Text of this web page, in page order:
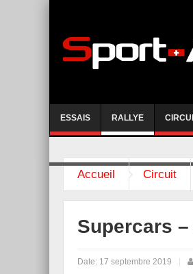
ESSAIS RALLYE
Accueil Circuit
Supercars
Date: 17 septembre 2019